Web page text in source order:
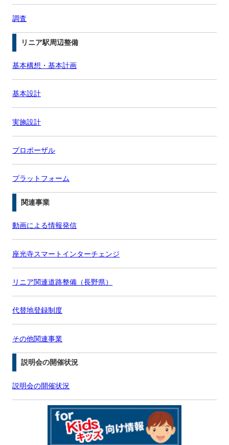
調査
リニア駅周辺整備
基本構想・基本計画
基本設計
実施設計
プロポーザル
プラットフォーム
関連事業
動画による情報発信
座光寺スマートインターチェンジ
リニア関連道路整備（長野県）
代替地登録制度
その他関連事業
説明会の開催状況
説明会の開催状況